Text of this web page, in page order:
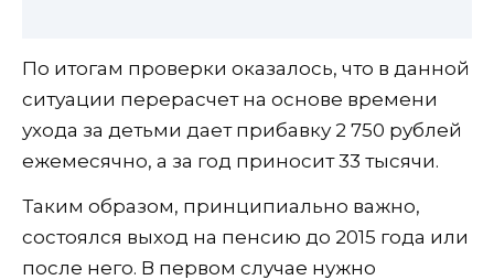
По итогам проверки оказалось, что в данной
ситуации перерасчет на основе времени
ухода за детьми дает прибавку 2 750 рублей
ежемесячно, а за год приносит 33 тысячи.
Таким образом, принципиально важно,
состоялся выход на пенсию до 2015 года или
после него. В первом случае нужно